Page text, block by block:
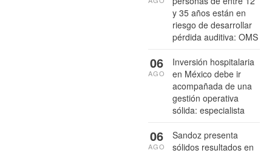
y 35 años están en
riesgo de desarrollar
pérdida auditiva: OMS
Inversión hospitalaria
en México debe ir
acompañada de una
gestión operativa
sólida: especialista
06
AGO
Sandoz presenta
sólidos resultados en
06
AGO